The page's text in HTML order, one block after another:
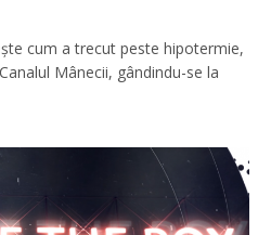
cum a trecut peste hipotermie,
Mânecii, gândindu-se la